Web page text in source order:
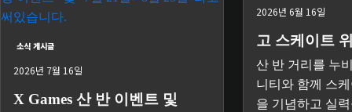
소식 게시글
2026년 7월 16일
X Games 산 반 이벤트 및
2026년 6월 16일
고 스케이트
산 반 거리를 누
니티와 함께 스
을 기념하고 실